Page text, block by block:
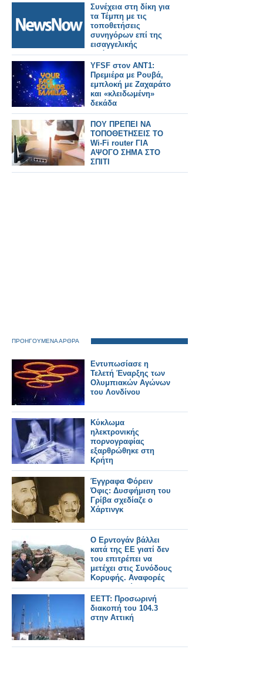
Συνέχεια στη δίκη για
τα Τέμπη με τις
τοποθετήσεις
συνηγόρων επί της
εισαγγελικής
πρότασης.
YFSF στον ΑΝΤ1:
Πρεμιέρα με Ρουβά,
εμπλοκή με Ζαχαράτο
και «κλειδωμένη»
δεκάδα
ΠΟΥ ΠΡΕΠΕΙ ΝΑ
ΤΟΠΟΘΕΤΗΣΕΙΣ ΤΟ
Wi-Fi router ΓΙΑ
ΑΨΟΓΟ ΣΗΜΑ ΣΤΟ
ΣΠΙΤΙ
ΠΡΟΗΓΟΥΜΕΝΑ ΑΡΘΡΑ
Εντυπωσίασε η
Τελετή Έναρξης των
Ολυμπιακών Αγώνων
του Λονδίνου
Κύκλωμα
ηλεκτρονικής
πορνογραφίας
εξαρθρώθηκε στη
Κρήτη
Έγγραφα Φόρειν
Όφις: Δυσφήμιση του
Γρίβα σχεδίαζε ο
Χάρτινγκ
Ο Ερντογάν βάλλει
κατά της ΕΕ γιατί δεν
του επιτρέπει να
μετέχει στις Συνόδους
Κορυφής. Αναφορές
και στην Κύπρο
ΕΕΤΤ: Προσωρινή
διακοπή του 104.3
στην Αττική